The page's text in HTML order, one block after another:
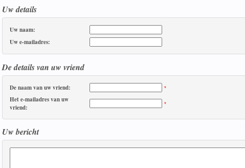
Uw details
Uw naam:
Uw e-mailadres:
De details van uw vriend
De naam van uw vriend: *
Het e-mailadres van uw
vriend:
*
Uw bericht